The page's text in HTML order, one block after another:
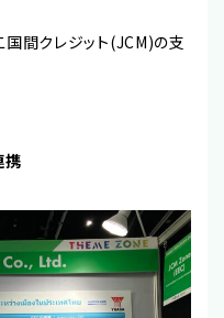
国間クレジット(JCM)の支
携